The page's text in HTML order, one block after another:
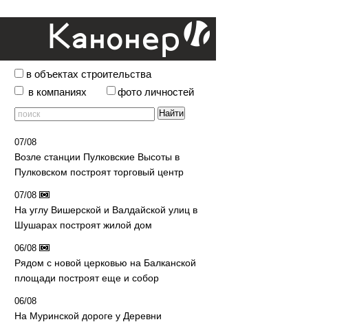
в объектах строительства
в компаниях
фото личностей
07/08
Возле станции Пулковские Высоты в
Пулковском построят торговый центр
07/08
На углу Вишерской и Валдайской улиц в
Шушарах построят жилой дом
06/08
Рядом с новой церковью на Балканской
площади построят еще и собор
06/08
На Муринской дороге у Деревни